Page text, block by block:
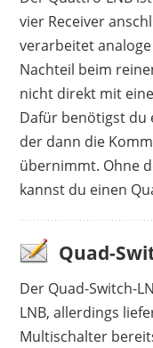
vier Receiver
verarbeitet
Nachteil beim
nicht direkt mit
Dafür benötigst du
der dann die
übernimmt. Ohne
kannst du einen
Quad-
Der Quad-Switch-
LNB, allerdings
Multischalter